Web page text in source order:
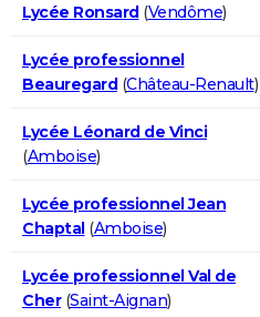
Lycée Ronsard(Vendôme)
Lycée professionnel
Beauregard(Château-Renault)
Lycée Léonard de Vinci
(Amboise)
Lycée professionnel Jean
Chaptal(Amboise)
Lycée professionnel Val de
Cher(Saint-Aignan)